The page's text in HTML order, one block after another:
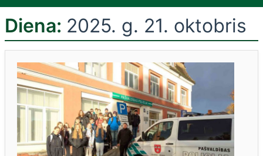
Diena: 2025. g. 21. oktobris